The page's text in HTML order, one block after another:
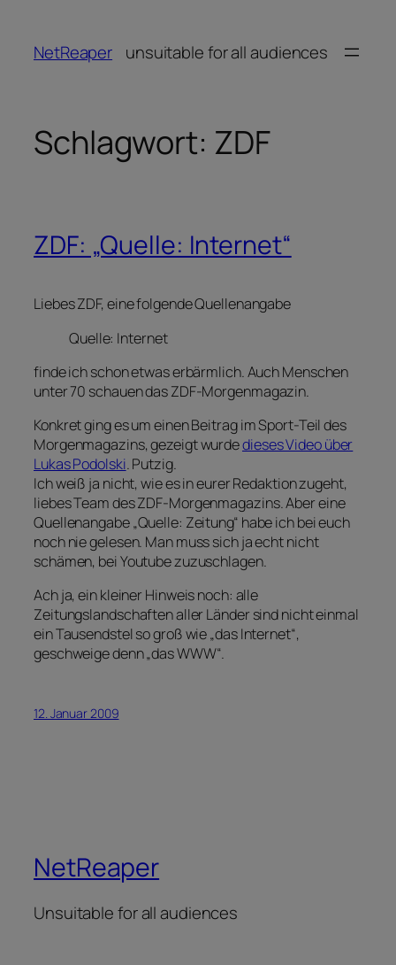
springen
NetReaper unsuitable for all audiences
Schlagwort: ZDF
ZDF: „Quelle: Internet“
Liebes ZDF, eine folgende Quellenangabe
Quelle: Internet
finde ich schon etwas erbärmlich. Auch Menschen
unter 70 schauen das ZDF-Morgenmagazin.
Konkret ging es um einen Beitrag im Sport-Teil des
Morgenmagazins, gezeigt wurdedieses Video über
Lukas Podolski. Putzig.
Ich weiß ja nicht, wie es in eurer Redaktion zugeht,
liebes Team des ZDF-Morgenmagazins. Aber eine
Quellenangabe „Quelle: Zeitung“ habe ich bei euch
noch nie gelesen. Man muss sich ja echt nicht
schämen, bei Youtube zuzuschlagen.
Ach ja, ein kleiner Hinweis noch: alle
Zeitungslandschaften aller Länder sind nicht einmal
ein Tausendstel so groß wie „das Internet“,
geschweige denn „das WWW“.
12. Januar 2009
NetReaper
Unsuitable for all audiences